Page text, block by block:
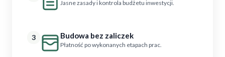
Jasne zasady i kontrola budżetu inwestycji.
3 Budowa bez zaliczek
Płatność po wykonanych etapach prac.